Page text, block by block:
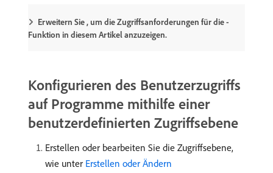
Erweitern Sie , um die Zugriffsanforderungen für die -
Funktion in diesem Artikel anzuzeigen.
Konfigurieren des Benutzerzugriffs
auf Programme mithilfe einer
benutzerdefinierten Zugriffsebene
Erstellen oder bearbeiten Sie die Zugriffsebene,
wie unter Erstellen oder Ändern